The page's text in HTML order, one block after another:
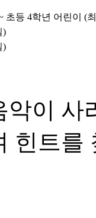
초등 4학년 어린이 (
)
)
악이
힌트를